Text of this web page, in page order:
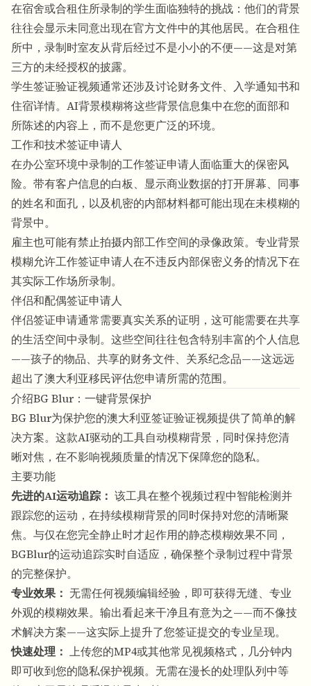
在宿舍或合租住所录制的学生面临独特的挑战：他们的背景
往往会显示未同意出现在官方文件中的其他居民。在合租住
所中，录制时室友从背后经过不是小小的不便——这是对第
三方的未经授权的披露。
学生签证验证视频通常还涉及讨论财务文件、入学通知书和
住宿详情。 AI背景模糊将这些背景信息集中在您的面部和
所陈述的内容上，而不是您更广泛的环境。
工作和技术签证申请人
在办公室环境中录制的工作签证申请人面临重大的保密风
险。带有客户信息的白板、显示商业数据的打开屏幕、同事
的姓名和面孔，以及机密的内部材料都可能出现在未模糊的
背景中。
雇主也可能有禁止拍摄内部工作空间的录像政策。 专业背景
模糊允许工作签证申请人在不违反内部保密义务的情况下在
其实际工作场所录制。
伴侣和配偶签证申请人
伴侣签证申请通常需要真实关系的证明，这可能需要在共享
的生活空间中录制。这些空间往往包含特别丰富的个人信息
——孩子的物品、共享的财务文件、关系纪念品——这远远
超出了澳大利亚移民评估您申请所需的范围。
介绍BG Blur：一键背景保护
BG Blur为保护您的澳大利亚签证验证视频提供了简单的解
决方案。这款AI驱动的工具自动模糊背景 ，同时保持您清
晰对焦，在不影响视频质量的情况下保障您的隐私。
主要功能
先进的AI运动追踪： 该工具在整个视频过程中智能检测并
跟踪您的运动，在持续模糊背景的同时保持对您的清晰聚
焦。与仅在您完全静止时才起作用的静态模糊效果不同，
BGBlur的运动追踪实时自适应，确保整个录制过程中背景
的完整保护。
专业效果： 无需任何视频编辑经验，即可获得无缝、专业
外观的模糊效果。输出看起来干净且有意为之——而不像技
术解决方案——这实际上提升了您签证提交的专业呈现。
快速处理： 上传您的MP4或其他常见视频格式，几分钟内
即可收到您的隐私保护视频。无需在漫长的处理队列中等